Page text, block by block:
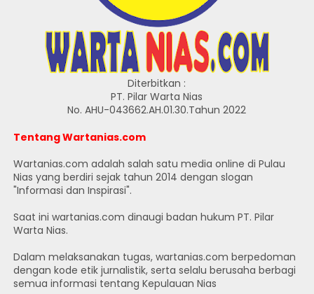
Diterbitkan :
PT. Pilar Warta Nias
No. AHU-043662.AH.01.30.Tahun 2022
Tentang Wartanias.com
Wartanias.com adalah salah satu media online di Pulau
Nias yang berdiri sejak tahun 2014 dengan slogan
"Informasi dan Inspirasi".
Saat ini wartanias.com dinaugi badan hukum PT. Pilar
Warta Nias.
Dalam melaksanakan tugas, wartanias.com berpedoman
dengan kode etik jurnalistik, serta selalu berusaha berbagi
semua informasi tentang Kepulauan Nias